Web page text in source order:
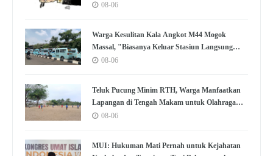
08-06
Warga Kesulitan Kala Angkot M44 Mogok
Massal, "Biasanya Keluar Stasiun Langsung
Nemu"
08-06
Teluk Pucung Minim RTH, Warga Manfaatkan
Lapangan di Tengah Makam untuk Olahraga
dan Kumpul
08-06
MUI: Hukuman Mati Pernah untuk Kejahatan